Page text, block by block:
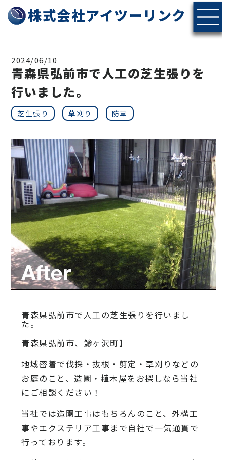
株式会社アイツーリンク
2024/06/10
青森県弘前市で人工の芝生張りを
行いました。
芝生張り 草刈り 防草
青森県弘前市で人工の芝生張りを行いまし
た。
青森県弘前市、鯵ヶ沢町】
地域密着で伐採・抜根・剪定・草刈りなどの
お庭のこと、造園・植木屋をお探しなら当社
にご相談ください！
当社では造園工事はもちろんのこと、外構工
事やエクステリア工事まで自社で一気通貫で
行っております。